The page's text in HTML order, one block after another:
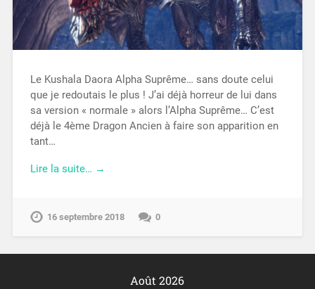
Le Kushala Daora Alpha Suprême… sans doute celui
que je redoutais le plus ! J’ai déjà horreur de lui dans
sa version « normale » alors l’Alpha Suprême… C’est
déjà le 4ème Dragon Ancien à faire son apparition en
tant…
Lire la suite… →
16 septembre 2018 0
Août 2026